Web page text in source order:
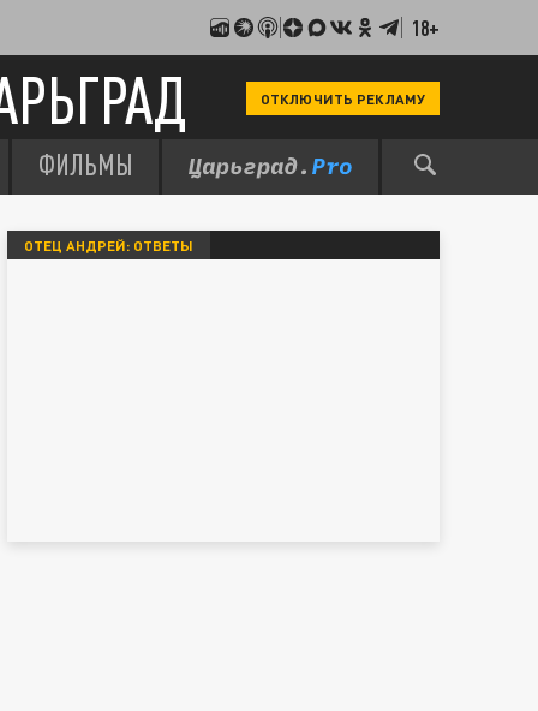
18+
ОТКЛЮЧИТЬ РЕКЛАМУ
ФИЛЬМЫ
ОТЕЦ АНДРЕЙ: ОТВЕТЫ